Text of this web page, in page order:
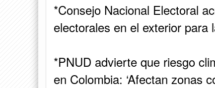
*Consejo Nacional Electoral
electorales en el exterior para
*PNUD advierte que riesgo
en Colombia: ‘Afectan zonas